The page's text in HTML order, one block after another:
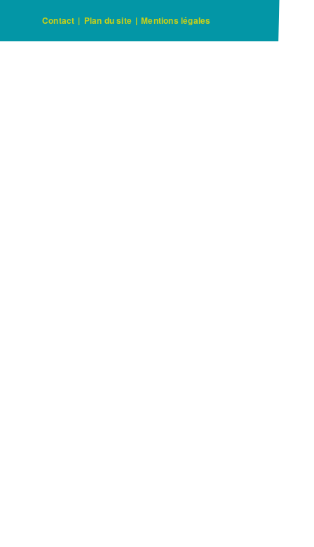
Contact | Plan du site | Mentions légales